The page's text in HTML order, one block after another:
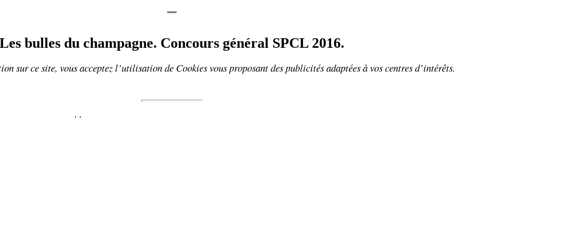
Les bulles du champagne. Concours général SPCL 2016.
sur ce site, vous acceptez l’utilisation de Cookiesvous proposantdes publicités adaptées à vos centres d’intérêts.
. .